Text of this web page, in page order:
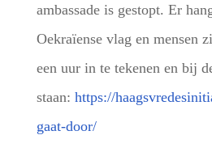
ambassade is gestopt. Er
Oekraïense vlag en mensen
een uur in te tekenen en bij
staan: https://
gaat-door/